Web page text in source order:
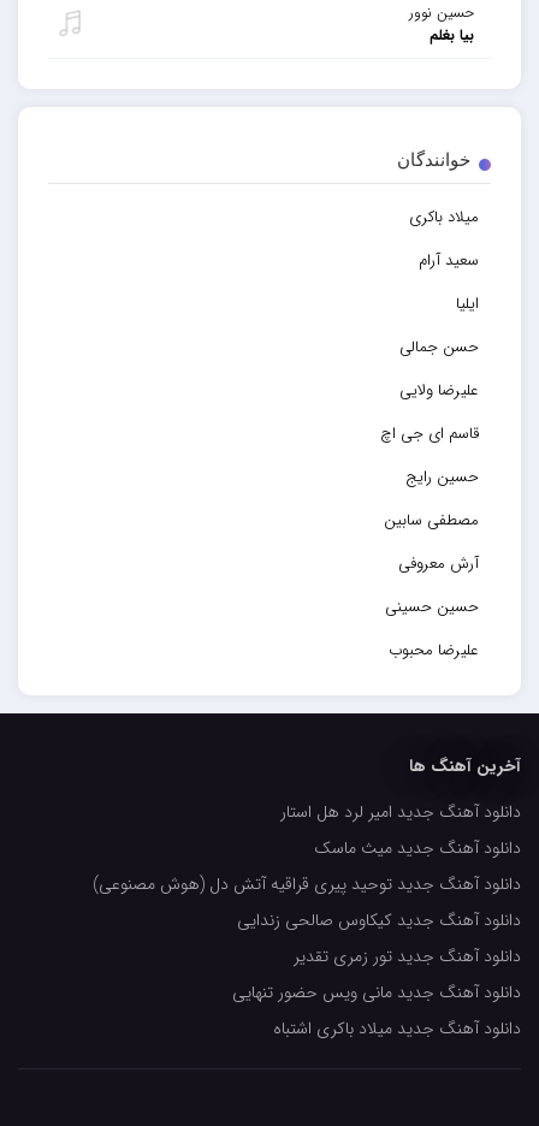
حسین نوور
بیا بغلم
خوانندگان
میلاد باکری
سعید آرام
ایلیا
حسن جمالی
علیرضا ولایی
قاسم ای جی اچ
حسین رایج
مصطفی سابین
آرش معروفی
حسین حسینی
علیرضا محبوب
حسین حصارکی
کاپیتان
مجید رضوی
رضا مرانلو
امیر عرفانی
رضا صادقی
سعید شمس
آخرین آهنگ ها
دانلود آهنگ جدید امیر لرد هل استار
دانلود آهنگ جدید میث ماسک
دانلود آهنگ جدید توحید پیری قراقیه آتش دل (هوش مصنوعی)
دانلود آهنگ جدید کیکاوس صالحی زندایی
دانلود آهنگ جدید تور زمری تقدیر
دانلود آهنگ جدید مانی ویس حضور تنهایی
دانلود آهنگ جدید میلاد باکری اشتباه